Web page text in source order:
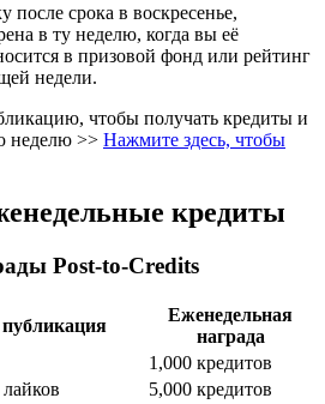
после срока в воскресенье,
в ту неделю, когда вы её
в призовой фонд или рейтинг
недели.
чтобы получать кредиты и
неделю >> Нажмите здесь, чтобы
кредиты
Post-to-Credits
Еженедельная
награда
1,000 кредитов
5,000 кредитов